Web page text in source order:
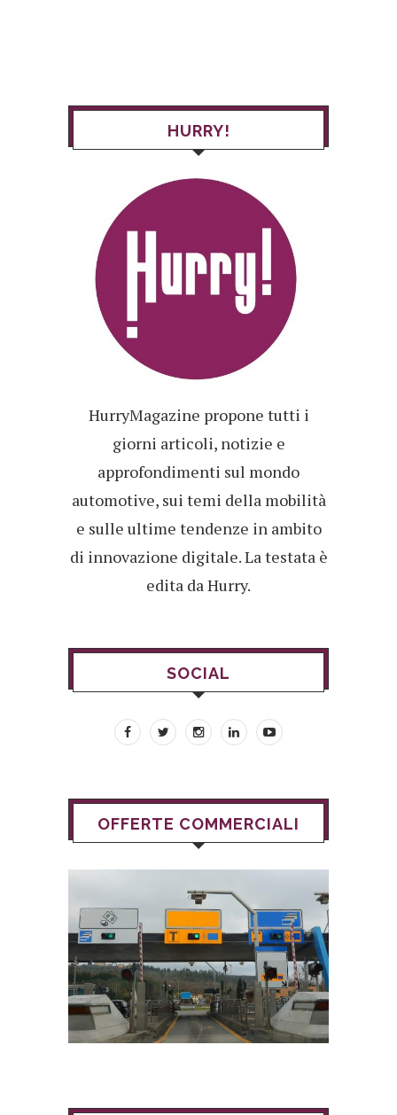
HURRY!
HurryMagazine propone tutti i
giorni articoli, notizie e
approfondimenti sul mondo
automotive, sui temi della mobilità
e sulle ultime tendenze in ambito
di innovazione digitale. La testata è
edita da Hurry.
SOCIAL
OFFERTE COMMERCIALI